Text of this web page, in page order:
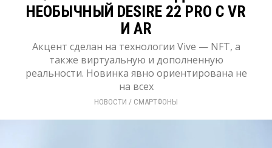
НЕОБЫЧНЫЙ DESIRE 22 PRO С VR
И AR
Акцент сделан на технологии Vive — NFT, а
также виртуальную и дополненную
реальности. Новинка явно ориентирована не
на всех
НОВОСТИ / СМАРТФОНЫ